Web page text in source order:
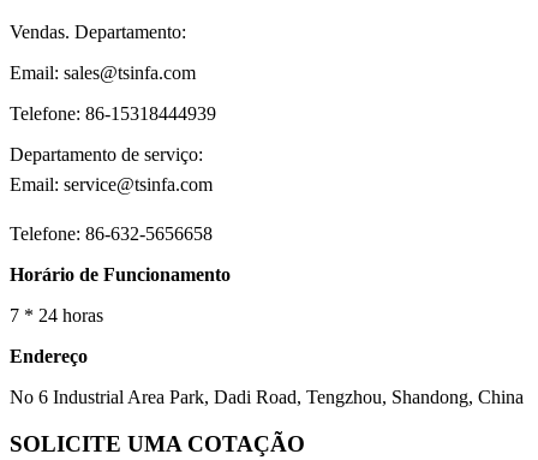
Vendas. Departamento:
Email: sales@tsinfa.com
Telefone: 86-15318444939
Departamento de serviço:
Email: service@tsinfa.com
Telefone: 86-632-5656658
Horário de Funcionamento
7 * 24 horas
Endereço
No 6 Industrial Area Park, Dadi Road, Tengzhou, Shandong, China
SOLICITE UMA COTAÇÃO